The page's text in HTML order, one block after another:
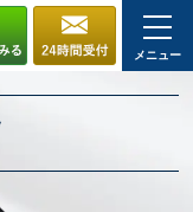
メニュー